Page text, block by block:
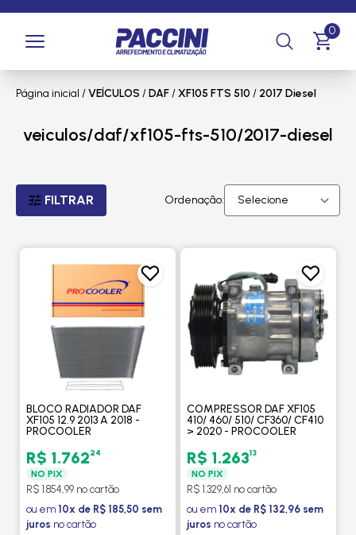
0
Página inicial /VEÍCULOS /DAF/XF105 FTS 510/ 2017 Diesel
veiculos/daf/xf105-fts-510/2017-diesel
FILTRAR Ordenação:
BLOCO RADIADOR DAF
XF105 12.9 2013 A 2018 -
PROCOOLER
R$ 1.76224
NO PIX
R$ 1.854,99 no cartão
ou em 10x de R$ 185,50 sem
juros no cartão
COMPRESSOR DAF XF105
410/ 460/ 510/ CF360/ CF410
> 2020 - PROCOOLER
R$ 1.26313
NO PIX
R$ 1.329,61 no cartão
ou em 10x de R$ 132,96 sem
juros no cartão